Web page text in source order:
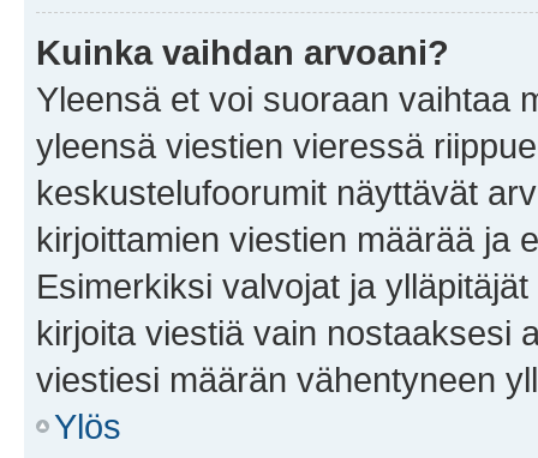
Kuinka vaihdan arvoani?
Yleensä et voi suoraan vaihtaa
yleensä viestien vieressä
keskustelufoorumit näyttävät
kirjoittamien viestien määrää ja
Esimerkiksi valvojat ja
kirjoita viestiä vain nostaaksesi
viestiesi määrän vähentyneen
Ylös